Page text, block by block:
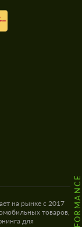
на рынке с 2017
товаров,
для